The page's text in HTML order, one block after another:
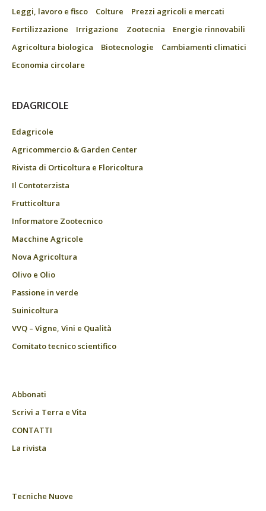
Leggi, lavoro e fisco
Colture
Prezzi agricoli e mercati
Fertilizzazione
Irrigazione Zootecnia
Energie rinnovabili
Agricoltura biologica
Biotecnologie
Cambiamenti climatici
Economia circolare
EDAGRICOLE
Edagricole
Agricommercio & Garden Center
Rivista di Orticoltura e Floricoltura
Il Contoterzista
Frutticoltura
Informatore Zootecnico
Macchine Agricole
Nova Agricoltura
Olivo e Olio
Passione in verde
Suinicoltura
VVQ – Vigne, Vini e Qualità
Comitato tecnico scientifico
Abbonati
Scrivi a Terra e Vita
CONTATTI
La rivista
Tecniche Nuove